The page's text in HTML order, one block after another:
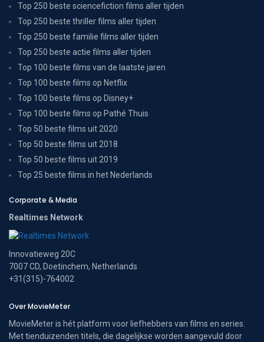
Top 250 beste sciencefiction films aller tijden
Top 250 beste thriller films aller tijden
Top 250 beste familie films aller tijden
Top 250 beste actie films aller tijden
Top 100 beste films van de laatste jaren
Top 100 beste films op Netflix
Top 100 beste films op Disney+
Top 100 beste films op Pathé Thuis
Top 50 beste films uit 2020
Top 50 beste films uit 2018
Top 50 beste films uit 2019
Top 25 beste films in het Nederlands
Corporate & Media
Realtimes Network
Innovatieweg 20C
7007 CD, Doetinchem, Netherlands
+31(315)-764002
Over MovieMeter
MovieMeter is hét platform voor liefhebbers van films en series.
Met tienduizenden titels, die dagelijkse worden aangevuld door